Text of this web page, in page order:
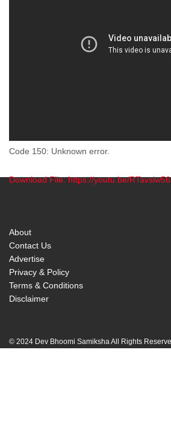
Code 150: Unknown error.
Download File: https://youtu.be/
About
Contact Us
Advertise
Privacy & Policy
Terms & Conditions
Disclaimer
© 2024 Dev Bhoomi Samiksha All Rights